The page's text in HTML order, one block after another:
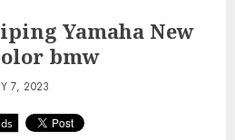
Yamaha New
bmw
7, 2023